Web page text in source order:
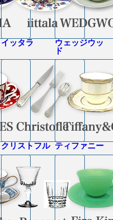
イッタラ
ウェッジウッ
ド
クリストフル ティファニー